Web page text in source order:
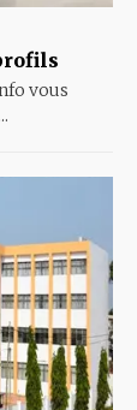
vous